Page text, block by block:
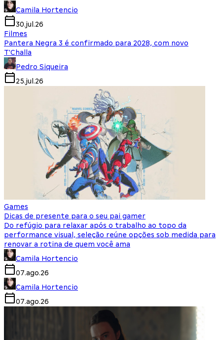
Camila Hortencio
30.jul.26
Filmes
Pantera Negra 3 é confirmado para 2028, com novo
T'Challa
Pedro Siqueira
25.jul.26
Games
Dicas de presente para o seu pai gamer
Do refúgio para relaxar após o trabalho ao topo da
performance visual, seleção reúne opções sob medida para
renovar a rotina de quem você ama
Camila Hortencio
07.ago.26
Camila Hortencio
07.ago.26